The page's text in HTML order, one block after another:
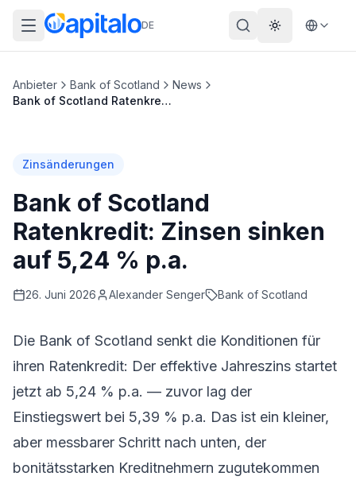
DE Theme
Anbieter Bank of Scotland
News
Bank of Scotland Ratenkredit: Zinsen sinken auf 5,24 % p.a.
Zinsänderungen
Bank of Scotland
Ratenkredit: Zinsen sinken
auf 5,24 % p.a.
26. Juni 2026 Alexander Senger Bank of Scotland
Die Bank of Scotland senkt die Konditionen für
ihren Ratenkredit: Der effektive Jahreszins startet
jetzt ab 5,24 % p.a. — zuvor lag der
Einstiegswert bei 5,39 % p.a. Das ist ein kleiner,
aber messbarer Schritt nach unten, der
bonitätsstarken Kreditnehmern zugutekommen